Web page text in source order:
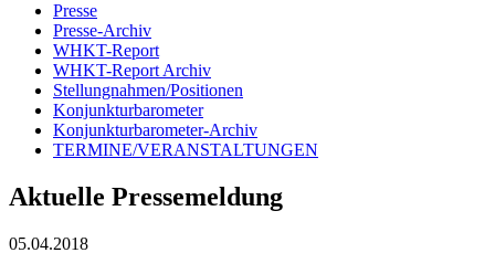
Presse
Presse-Archiv
WHKT-Report
WHKT-Report Archiv
Stellungnahmen/Positionen
Konjunkturbarometer
Konjunkturbarometer-Archiv
TERMINE/VERANSTALTUNGEN
Aktuelle Pressemeldung
05.04.2018